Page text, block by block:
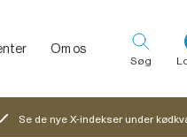
Om os
Søg
Se de nye X-indekser under